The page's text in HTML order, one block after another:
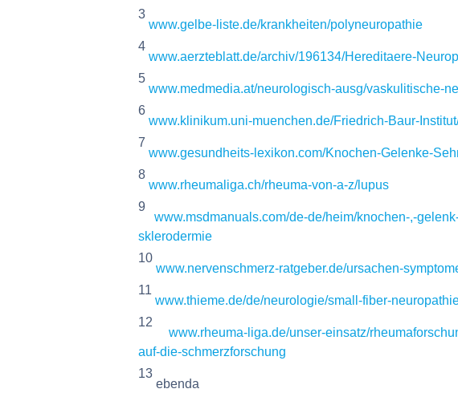
3
www.gelbe-liste.de/krankheiten/polyneuropathie
4
www.aerzteblatt.de/archiv/196134/Hereditaere-
5
www.medmedia.at/neurologisch-ausg/vaskulitische-
6
www.klinikum.uni-muenchen.de/Friedrich-Baur-
7
www.gesundheits-lexikon.com/Knochen-Gelenke-
8
www.rheumaliga.ch/rheuma-von-a-z/lupus
9
www.msdmanuals.com/de-de/heim/knochen-,-
sklerodermie
10
www.nervenschmerz-ratgeber.de/ursachen-
11
www.thieme.de/de/neurologie/small-fiber-
12
www.rheuma-liga.de/unser-einsatz/
auf-die-schmerzforschung
13
ebenda